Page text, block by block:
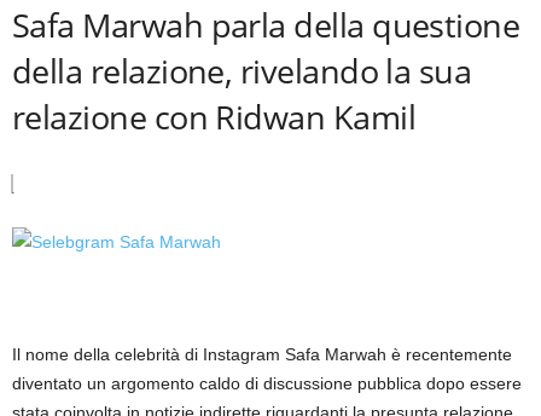
Safa Marwah parla della questione
della relazione, rivelando la sua
relazione con Ridwan Kamil
Il nome della celebrità di Instagram Safa Marwah è recentemente
diventato un argomento caldo di discussione pubblica dopo essere
stata coinvolta in notizie indirette riguardanti la presunta relazione